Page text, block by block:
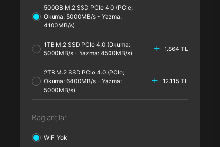
500GB M.2 SSD PCle 4.0 (PCle;
Okuma: 5000MB/s - Yazma:
4100MB/s)
1TB M.2 SSD PCle 4.0 (Okuma:
5000MB/s - Yazma: 4500MB/s)
1.864 TL
2TB M.2 SSD PCle 4.0 (PCle;
Okuma: 6400MB/s - Yazma:
5000MB/s)
12.115 TL
Bağlantılar
WIFI Yok